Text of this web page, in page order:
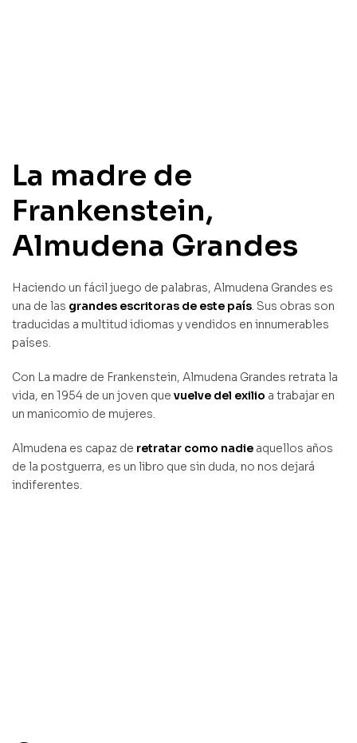
La madre de
Frankenstein,
Almudena Grandes
Haciendo un fácil juego de palabras, Almudena Grandes es
una de las grandes escritoras de este país. Sus obras son
traducidas a multitud idiomas y vendidos en innumerables
países.
Con La madre de Frankenstein, Almudena Grandes retrata la
vida, en 1954 de un joven que vuelve del exilio a trabajar en
un manicomio de mujeres.
Almudena es capaz de retratar como nadie aquellos años
de la postguerra, es un libro que sin duda, no nos dejará
indiferentes.